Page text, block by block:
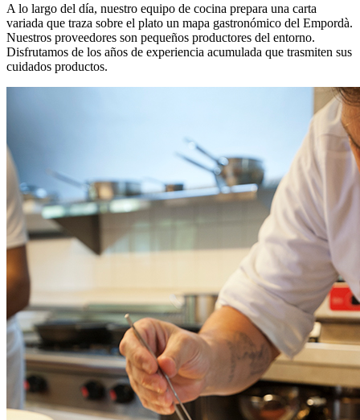
A lo largo del día, nuestro equipo de cocina prepara una carta
variada que traza sobre el plato un mapa gastronómico del Empordà.
Nuestros proveedores son pequeños productores del entorno.
Disfrutamos de los años de experiencia acumulada que trasmiten sus
cuidados productos.